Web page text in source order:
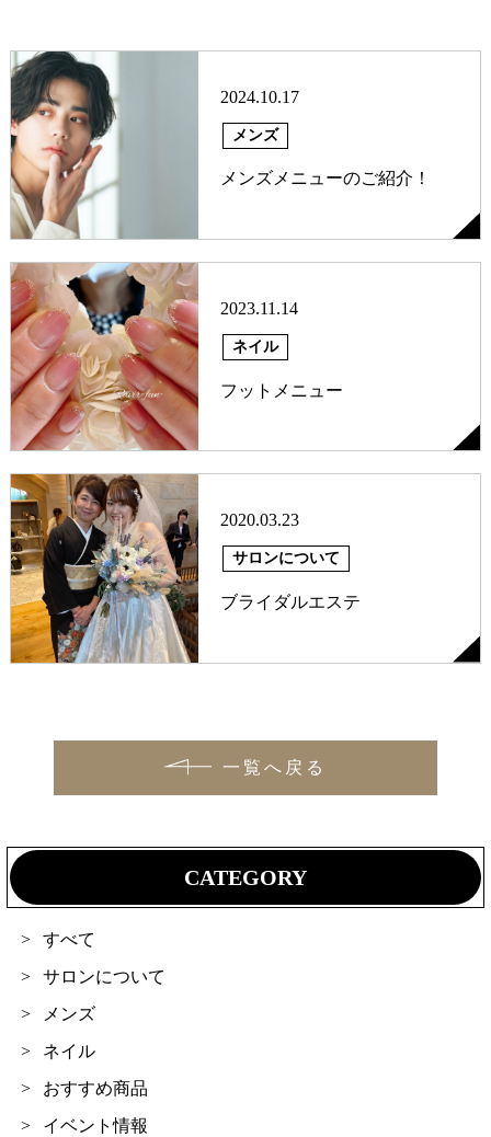
2024.10.17
メンズ
メンズメニューのご紹介！
2023.11.14
ネイル
フットメニュー
2020.03.23
サロンについて
ブライダルエステ
一覧へ戻る
CATEGORY
すべて
サロンについて
メンズ
ネイル
おすすめ商品
イベント情報